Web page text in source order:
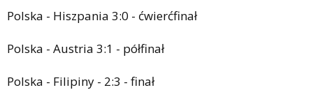
Polska - Hiszpania 3:0 - ćwierćfinał
Polska - Austria 3:1 - półfinał
Polska - Filipiny - 2:3 - finał